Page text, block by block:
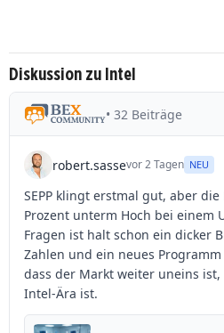
Diskussion zu Intel